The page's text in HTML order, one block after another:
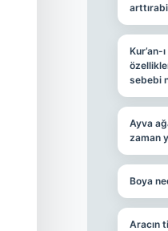
Kur’an-
sebebi
Ayva
zaman
Boya
Aracın